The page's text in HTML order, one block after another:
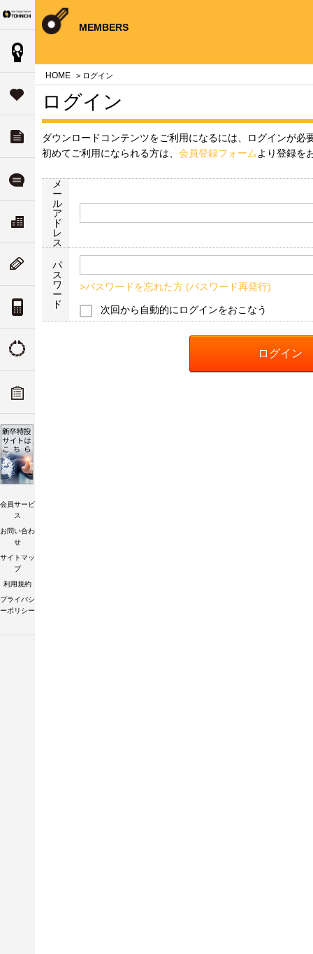
Your Torque Partner TOHNICHI
サポート
ダウンロード
よくある質問
会社案内
ニューストピックス
トルク単位の換算
会員サービ
ス
お問い合わ
せ
サイトマッ
プ
利用規約
プライバシ
ーポリシー
close
close
close
デ
ツリ
close
て
ティ
close
close
close
MEMBERS
HOME > ログイン
ログイン
ダウンロードコンテンツをご利用になるには、ログインが必
初めてご利用になられる方は、 会員登録フォーム より登録を
メ
ー
ル
ア
ド
レ
ス
パ
ス
ワ
ー
ド
>パスワードを忘れた方 (パスワード再発行)
次回から自動的にログインをおこなう